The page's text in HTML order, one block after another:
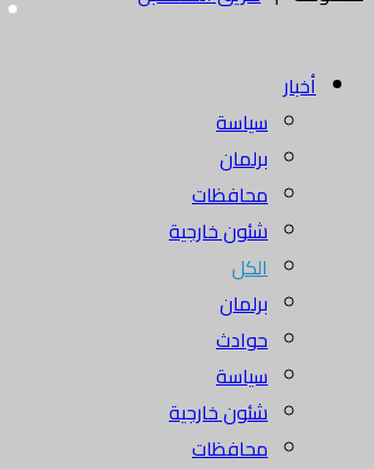
أخبار
سياسة
برلمان
محافظات
شئون خارجية
الكل
برلمان
حوادث
سياسة
شئون خارجية
محافظات